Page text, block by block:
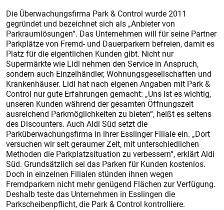
Die Überwachungsfirma Park & Control wurde 2011
gegründet und bezeichnet sich als „Anbieter von
Parkraumlösungen“. Das Unternehmen will für seine Partner
Parkplätze von Fremd- und Dauerparkern befreien, damit es
Platz für die eigentlichen Kunden gibt. Nicht nur
Supermärkte wie Lidl nehmen den Service in Anspruch,
sondern auch Einzelhändler, Wohnungsgesellschaften und
Krankenhäuser. Lidl hat nach eigenen Angaben mit Park &
Control nur gute Erfahrungen gemacht: „Uns ist es wichtig,
unseren Kunden während der gesamten Öffnungszeit
ausreichend Parkmöglichkeiten zu bieten“, heißt es seitens
des Discounters. Auch Aldi Süd setzt die
Parküberwachungsfirma in ihrer Esslinger Filiale ein. „Dort
versuchen wir seit geraumer Zeit, mit unterschiedlichen
Methoden die Parkplatzsituation zu verbessern“, erklärt Aldi
Süd. Grundsätzlich sei das Parken für Kunden kostenlos.
Doch in einzelnen Filialen stünden ihnen wegen
Fremdparkern nicht mehr genügend Flächen zur Verfügung.
Deshalb teste das Unternehmen in Esslingen die
Parkscheibenpflicht, die Park & Control kontrolliere.